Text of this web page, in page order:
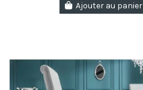
Ajouter au panier